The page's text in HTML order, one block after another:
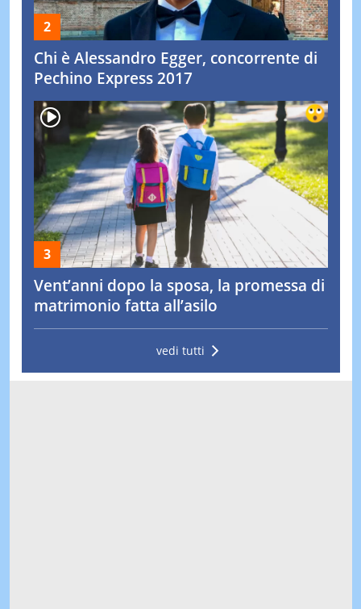
Chi è Alessandro Egger, concorrente di
Pechino Express 2017
Vent’anni dopo la sposa, la promessa di
matrimonio fatta all’asilo
vedi tutti